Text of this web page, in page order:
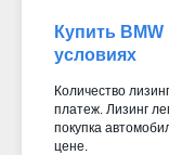
Купить
условиях
Количество
платеж. Лизинг
покупка
цене.